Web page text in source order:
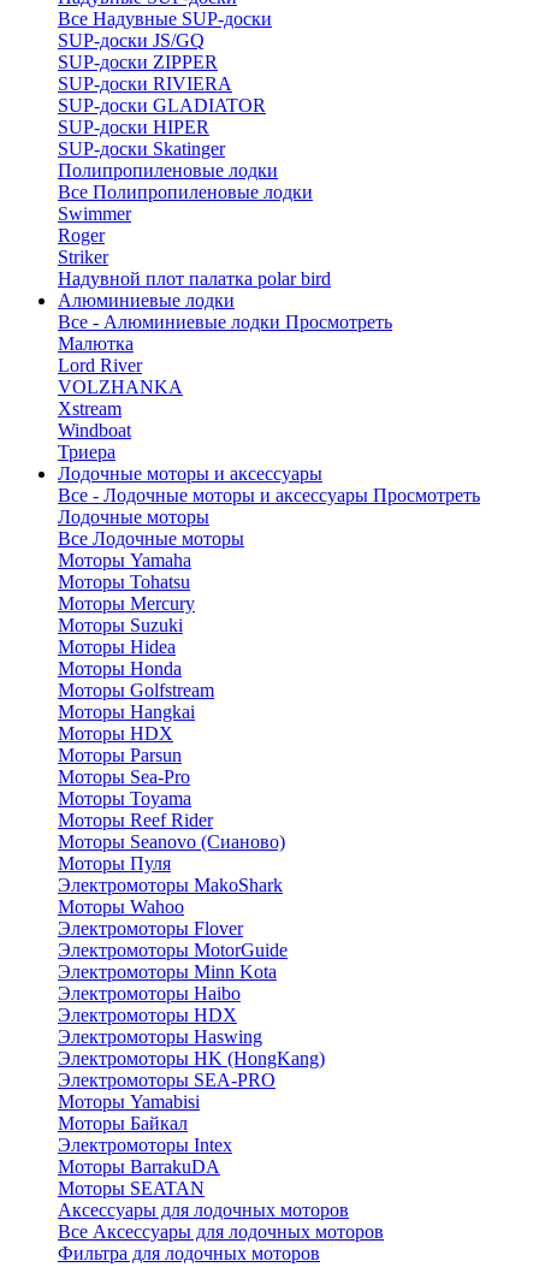
Все Надувные SUP-доски
SUP-доски JS/GQ
SUP-доски ZIPPER
SUP-доски RIVIERA
SUP-доски GLADIATOR
SUP-доски HIPER
SUP-доски Skatinger
Полипропиленовые лодки
Все Полипропиленовые лодки
Swimmer
Roger
Striker
Надувной плот палатка polar bird
Алюминиевые лодки
Все - Алюминиевые лодки Просмотреть
Малютка
Lord River
VOLZHANKA
Xstream
Windboat
Триера
Лодочные моторы и аксессуары
Все - Лодочные моторы и аксессуары Просмотреть
Лодочные моторы
Все Лодочные моторы
Моторы Yamaha
Моторы Tohatsu
Моторы Mercury
Моторы Suzuki
Моторы Hidea
Моторы Honda
Моторы Golfstream
Моторы Hangkai
Моторы HDX
Моторы Parsun
Моторы Sea-Pro
Моторы Toyama
Моторы Reef Rider
Моторы Seanovo (Сианово)
Моторы Пуля
Электромоторы MakoShark
Моторы Wahoo
Электромоторы Flover
Электромоторы MotorGuide
Электромоторы Minn Kota
Электромоторы Haibo
Электромоторы HDX
Электромоторы Haswing
Электромоторы HK (HongKang)
Электромоторы SEA-PRO
Моторы Yamabisi
Моторы Байкал
Электромоторы Intex
Моторы BarrakuDA
Моторы SEATAN
Аксессуары для лодочных моторов
Все Аксессуары для лодочных моторов
Фильтра для лодочных моторов